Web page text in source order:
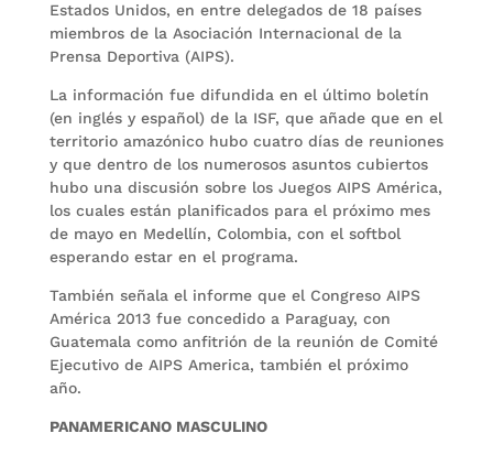
Estados Unidos, en entre delegados de 18 países
miembros de la Asociación Internacional de la
Prensa Deportiva (AIPS).
La información fue difundida en el último boletín
(en inglés y español) de la ISF, que añade que en el
territorio amazónico hubo cuatro días de reuniones
y que dentro de los numerosos asuntos cubiertos
hubo una discusión sobre los Juegos AIPS América,
los cuales están planificados para el próximo mes
de mayo en Medellín, Colombia, con el softbol
esperando estar en el programa.
También señala el informe que el Congreso AIPS
América 2013 fue concedido a Paraguay, con
Guatemala como anfitrión de la reunión de Comité
Ejecutivo de AIPS America, también el próximo
año.
PANAMERICANO MASCULINO